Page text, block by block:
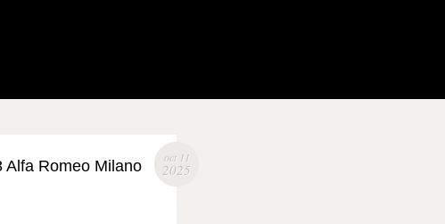
oct 11
2025
Alfa Romeo Milano